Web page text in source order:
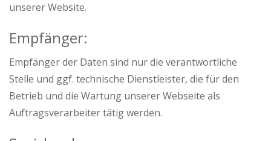
unserer Website.
Empfänger:
Empfänger der Daten sind nur die verantwortliche
Stelle und ggf. technische Dienstleister, die für den
Betrieb und die Wartung unserer Webseite als
Auftragsverarbeiter tätig werden.